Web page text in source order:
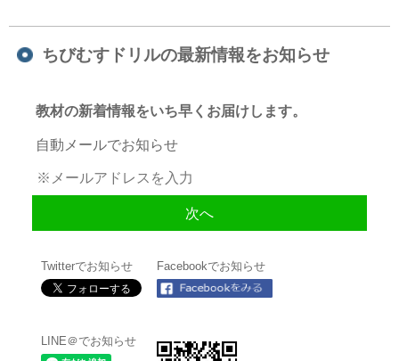
ちびむすドリルの最新情報をお知らせ
教材の新着情報をいち早くお届けします。
自動メールでお知らせ
Twitterでお知らせ Facebookでお知らせ
LINE＠でお知らせ